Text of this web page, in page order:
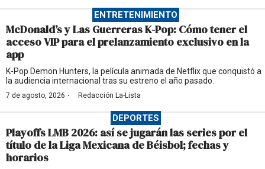
ENTRETENIMIENTO
McDonald’s y Las Guerreras K-Pop: Cómo tener el
acceso VIP para el prelanzamiento exclusivo en la
app
K-Pop Demon Hunters, la película animada de Netflix que conquistó a
la audiencia internacional tras su estreno el año pasado.
7 de agosto, 2026 · Redacción La-Lista
DEPORTES
Playoffs LMB 2026: así se jugarán las series por el
título de la Liga Mexicana de Béisbol; fechas y
horarios